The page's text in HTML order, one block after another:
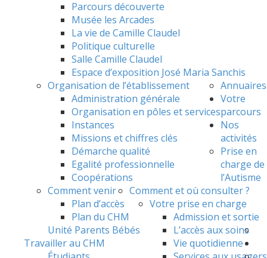
Parcours découverte
Musée les Arcades
La vie de Camille Claudel
Politique culturelle
Salle Camille Claudel
Espace d’exposition José Maria Sanchis
Organisation de l’établissement
Administration générale
Organisation en pôles et services
Instances
Missions et chiffres clés
Démarche qualité
Egalité professionnelle
Coopérations
Annuaires
Comment venir
Plan d’accès
Plan du CHM
Votre
parcours
Comment et où consulter ?
Votre prise en charge
Admission et sortie
L’accès aux soins
Vie quotidienne
Nos
activités
Prise en
charge de
l’Autisme
Unité Parents Bébés
Travailler au CHM